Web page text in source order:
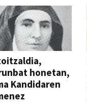
honetan,
Kandidaren